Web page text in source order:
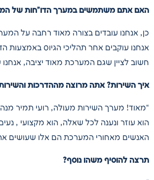
האם אתם משתמשים במערך הדו”חות של
כן, אנחנו עובדים בצורה מאוד רחבה על
אנחנו עוקבים אחר תהליכי הגיוס באמצעות
חשוב לציין שגם המערכת מאוד יציבה, אנחנו
איך השירות? אתה מרוצה מההדרכות והשירות
“מאוד! מערך השירות מעולה, רועי תמיר
הוא עוזר ונענה לכל שאלה, הוא מקצועי ,
האנשים מאחורי המערכת הם אלו שעושים את
תרצה להוסיף משהו נוסף?